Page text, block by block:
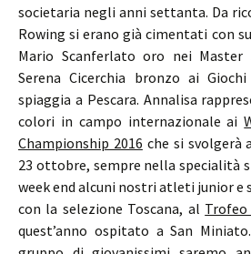
societaria negli anni settanta. Da
Rowing si erano già cimentati con
Mario Scanferlato oro nei Master
Serena Cicerchia bronzo ai
spiaggia a Pescara. Annalisa
colori in campo internazionale ai
Championship 2016 che si svolgerà
23 ottobre, sempre nella specialità
week end alcuni nostri atleti junior e
con la selezione Toscana, al
quest’anno ospitato a San